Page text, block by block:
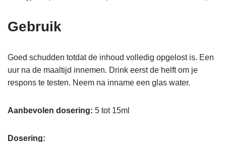
Gebruik
Goed schudden totdat de inhoud volledig opgelost is. Een
uur na de maaltijd innemen. Drink eerst de helft om je
respons te testen. Neem na inname een glas water.
Aanbevolen dosering: 5 tot 15ml
Dosering: